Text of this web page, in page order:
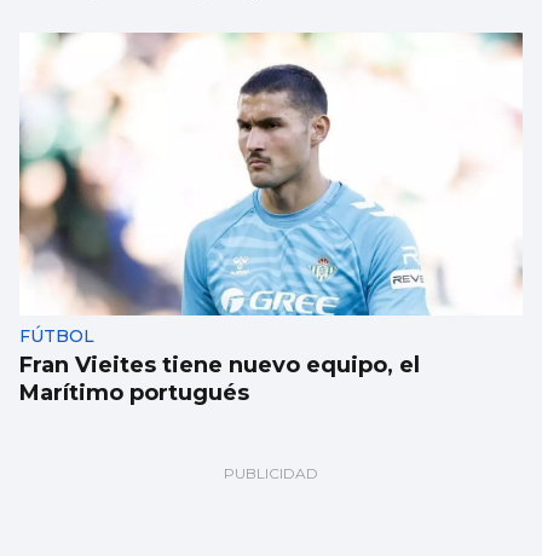
FÚTBOL
Fran Vieites tiene nuevo equipo, el
Marítimo portugués